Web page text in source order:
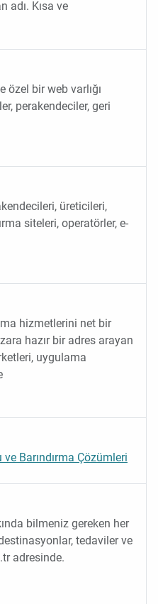
adı. Kısa ve
özel bir web varlığı
perakendeciler, geri
üreticileri,
siteleri, operatörler, e-
hizmetlerini net bir
hazır bir adres arayan
uygulama
Barındırma Çözümleri
bilmeniz gereken her
tedaviler ve
adresinde.